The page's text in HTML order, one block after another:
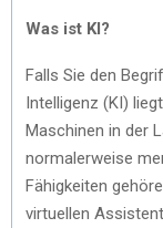
Was ist KI?
Falls Sie den
Intelligenz (KI)
Maschinen in der
normalerweise
Fähigkeiten
virtuellen